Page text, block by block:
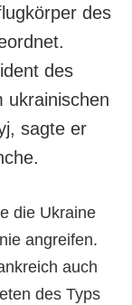
des
des
ukrainischen
sagte er
die Ukraine
angreifen.
auch
des Typs